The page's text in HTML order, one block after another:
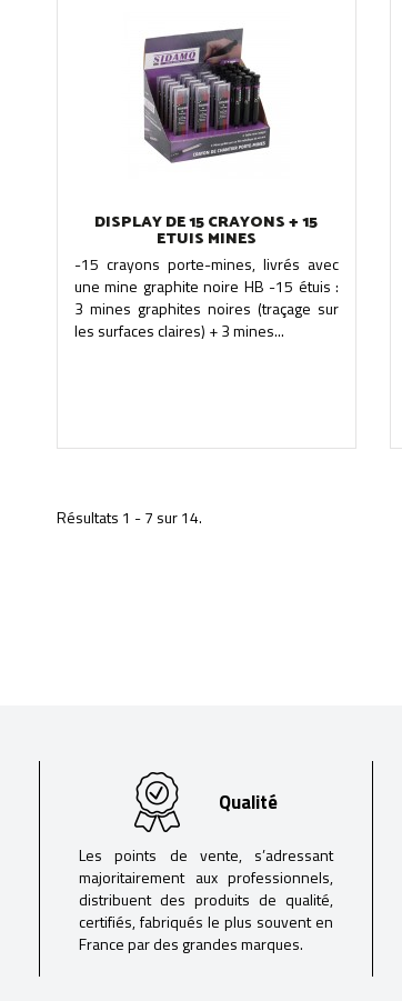
DISPLAY DE 15 CRAYONS + 15
ETUIS MINES
-15 crayons porte-mines, livrés avec
une mine graphite noire HB -15 étuis :
3 mines graphites noires (traçage sur
les surfaces claires) + 3 mines...
Résultats 1 - 7 sur 14.
Qualité
Les points de vente, s’adressant
majoritairement aux professionnels,
distribuent des produits de qualité,
certifiés, fabriqués le plus souvent en
France par des grandes marques.